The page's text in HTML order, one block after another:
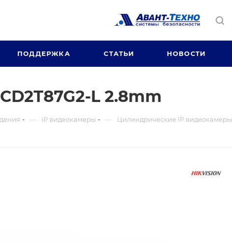
ПОДДЕРЖКА СТАТЬИ НОВОСТИ
L 2.8mm
— IP видеокамеры — Цилиндрические IP видеокамеры